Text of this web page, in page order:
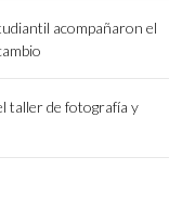
acompañaron el
taller de fotografía y